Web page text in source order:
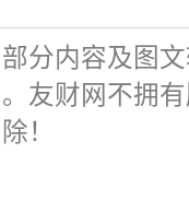
分内容及图
友财网不拥
！